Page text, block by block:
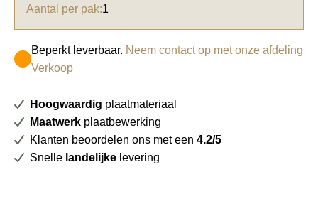
Aantal per pak:1
Beperkt leverbaar. Neem contact op met onze afdeling
Verkoop
Hoogwaardig plaatmateriaal
Maatwerk plaatbewerking
Klanten beoordelen ons met een 4.2/5
Snelle landelijke levering